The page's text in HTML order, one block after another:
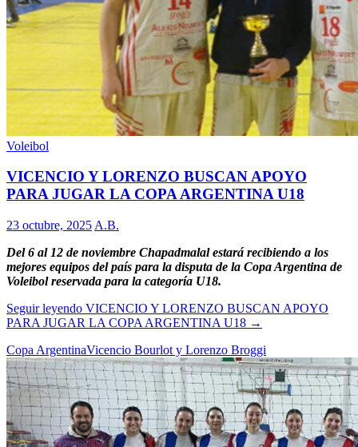
Voleibol
VICENCIO Y LORENZO BUSCAN APOYO
PARA JUGAR LA COPA ARGENTINA U18
23 octubre, 2025 A.B.
Del 6 al 12 de noviembre Chapadmalal estará recibiendo a los
mejores equipos del país para la disputa de la Copa Argentina de
Voleibol reservada para la categoría U18.
Seguir leyendo VICENCIO Y LORENZO BUSCAN APOYO
PARA JUGAR LA COPA ARGENTINA U18 →
Copa ArgentinaVicencio Bourlot y Lorenzo Broggi